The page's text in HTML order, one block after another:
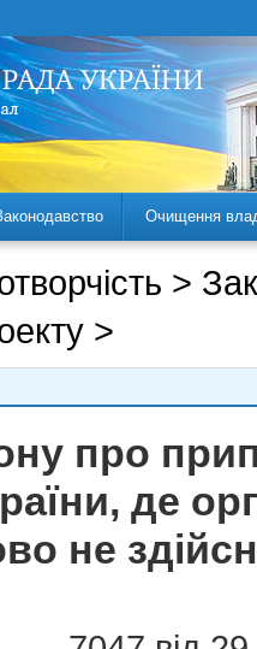
Очищення
>
>
про
де
не